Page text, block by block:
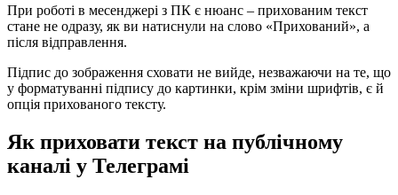
При роботі в месенджері з ПК є нюанс – прихованим текст
стане не одразу, як ви натиснули на слово «Прихований», а
після відправлення.
Підпис до зображення сховати не вийде, незважаючи на те, що
у форматуванні підпису до картинки, крім зміни шрифтів, є й
опція прихованого тексту.
Як приховати текст на публічному
каналі у Телеграмі